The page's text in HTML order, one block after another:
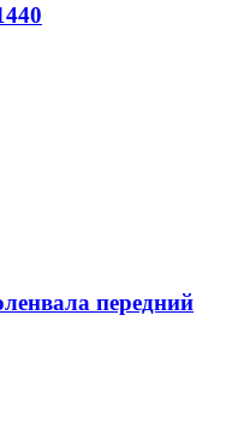
передний